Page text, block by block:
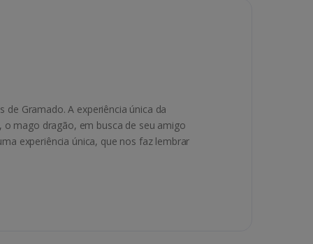
Gramado. A experiência única da
mago dragão, em busca de seu amigo
experiência única, que nos faz lembrar